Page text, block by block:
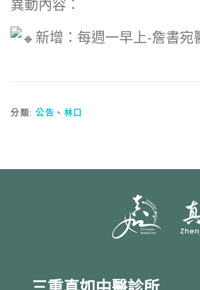
異動內容：
新增：每週一早上-詹書宛
分類: 公告 、 林口